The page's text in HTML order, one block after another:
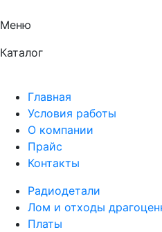
Меню
Каталог
Главная
Условия работы
О компании
Прайс
Контакты
Радиодетали
Лом и отходы
Платы